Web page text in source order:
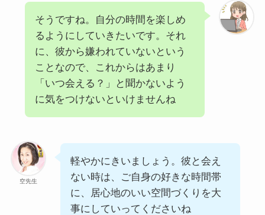
そうですね。自分の時間を楽しめ
るようにしていきたいです。それ
に、彼から嫌われていないという
ことなので、これからはあまり
「いつ会える？」と聞かないよう
に気をつけないといけませんね
空先生
軽やかにきいましょう。彼と会え
ない時は、ご自身の好きな時間帯
に、居心地のいい空間づくりを大
事にしていってくださいね